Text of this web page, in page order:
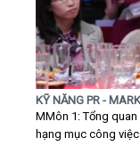
KỸ NĂNG PR -
MMôn 1: Tổng
hạng mục công